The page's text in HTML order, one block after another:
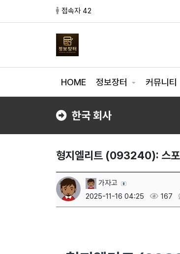
접속자 42
HOME 정보장터 커뮤니티
한국 회사
형지엘리트 (093240): 스포
가자고
2025-11-16 04:25
167